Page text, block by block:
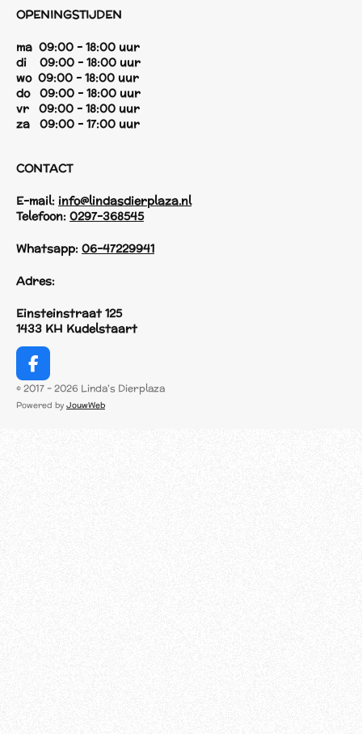
OPENINGSTIJDEN
ma 09:00 - 18:00 uur
di 09:00 - 18:00 uur
wo 09:00 - 18:00 uur
do 09:00 - 18:00 uur
vr 09:00 - 18:00 uur
za 09:00 - 17:00 uur
CONTACT
E-mail: info@lindasdierplaza.nl
Telefoon: 0297-368545
Whatsapp: 06-47229941
Adres:
Einsteinstraat 125
1433 KH Kudelstaart
F
a
c
© 2017 - 2026 Linda's Dierplaza
Powered by JouwWeb